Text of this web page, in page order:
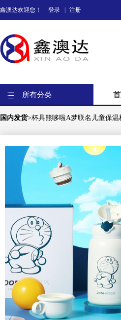
鑫澳达欢迎您！ 登录 注册
所有分类
国内发货>杯具熊哆啦A梦联名儿童保温